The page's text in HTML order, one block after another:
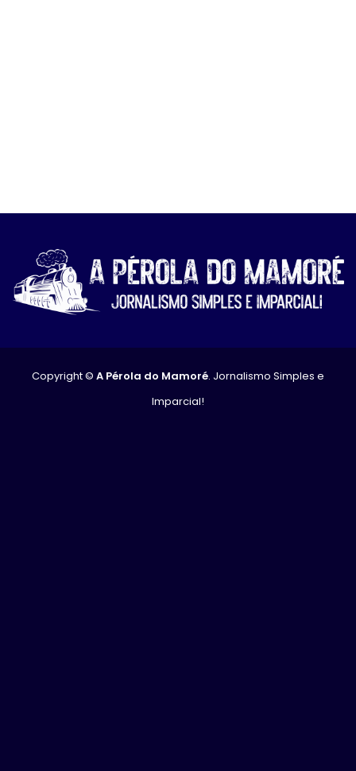
Copyright © A Pérola do Mamoré. Jornalismo Simples e
Imparcial!